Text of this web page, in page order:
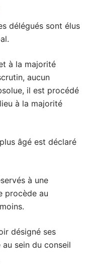
délégués sont élus
à la majorité
aucun
il est procédé
à la majorité
âgé est déclaré
à une
procède au
désigné ses
sein du conseil